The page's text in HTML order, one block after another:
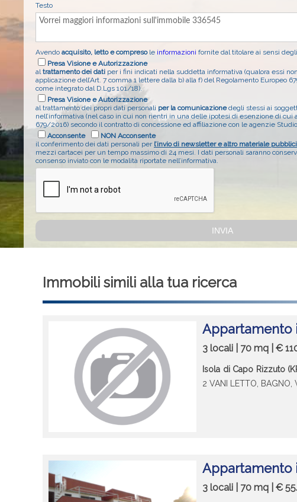
Testo
Avendo acquisito, letto e compresole informazioni fornite dal titolare ai sensi
Presa Visione e Autorizzazione
altrattamento dei dati per i fini indicati nella suddetta informativa (qualora essi
applicazione dell’Art. 7 comma 1 lettere dalla b) alla f) del Regolamento Europeo
come integrato dal D.Lgs 101/18).
Presa Visione e Autorizzazione
al trattamento dei propri dati personali per la comunicazionedegli stessi ai
nell’informativa (nel caso in cui non rientri in una delle ipotesi di esenzione di cui
679/2016) secondo il contratto di concessione ed affiliazione con le agenzie
Acconsente
NON Acconsente
il conferimento dei dati personali per l’invio di newsletter e altro materiale
mezzi cartacei per un tempo massimo di 24 mesi. I dati personali saranno
consenso inviato con le modalità riportate nell’informativa.
Immobili simili alla tua ricerca
Appartamento
3 locali | 70 mq | €
Isola di Capo Rizzuto
2 VANI LETTO, BAGNO,
Appartamento
3 locali | 70 mq | €